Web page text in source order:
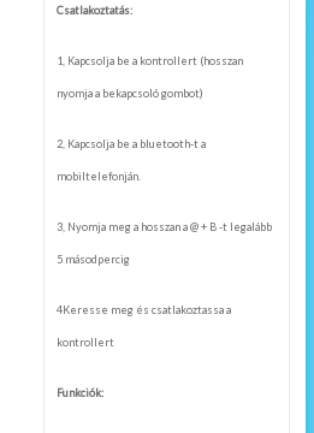
Csatlakoztatás:
1, Kapcsolja be a kontrollert (hosszan
nyomja a bekapcsoló gombot)
2, Kapcsolja be a bluetooth-t a
mobiltelefonján.
3, Nyomja meg a hosszan a @ + B -t legalább
5 másodpercig
4Keresse meg és csatlakoztassa a
kontrollert
Funkciók: